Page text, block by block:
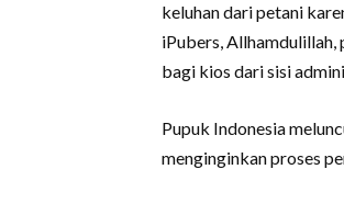
keluhan dari petani
iPubers, Allhamdulillah,
bagi kios dari sisi
Pupuk Indonesia
menginginkan proses